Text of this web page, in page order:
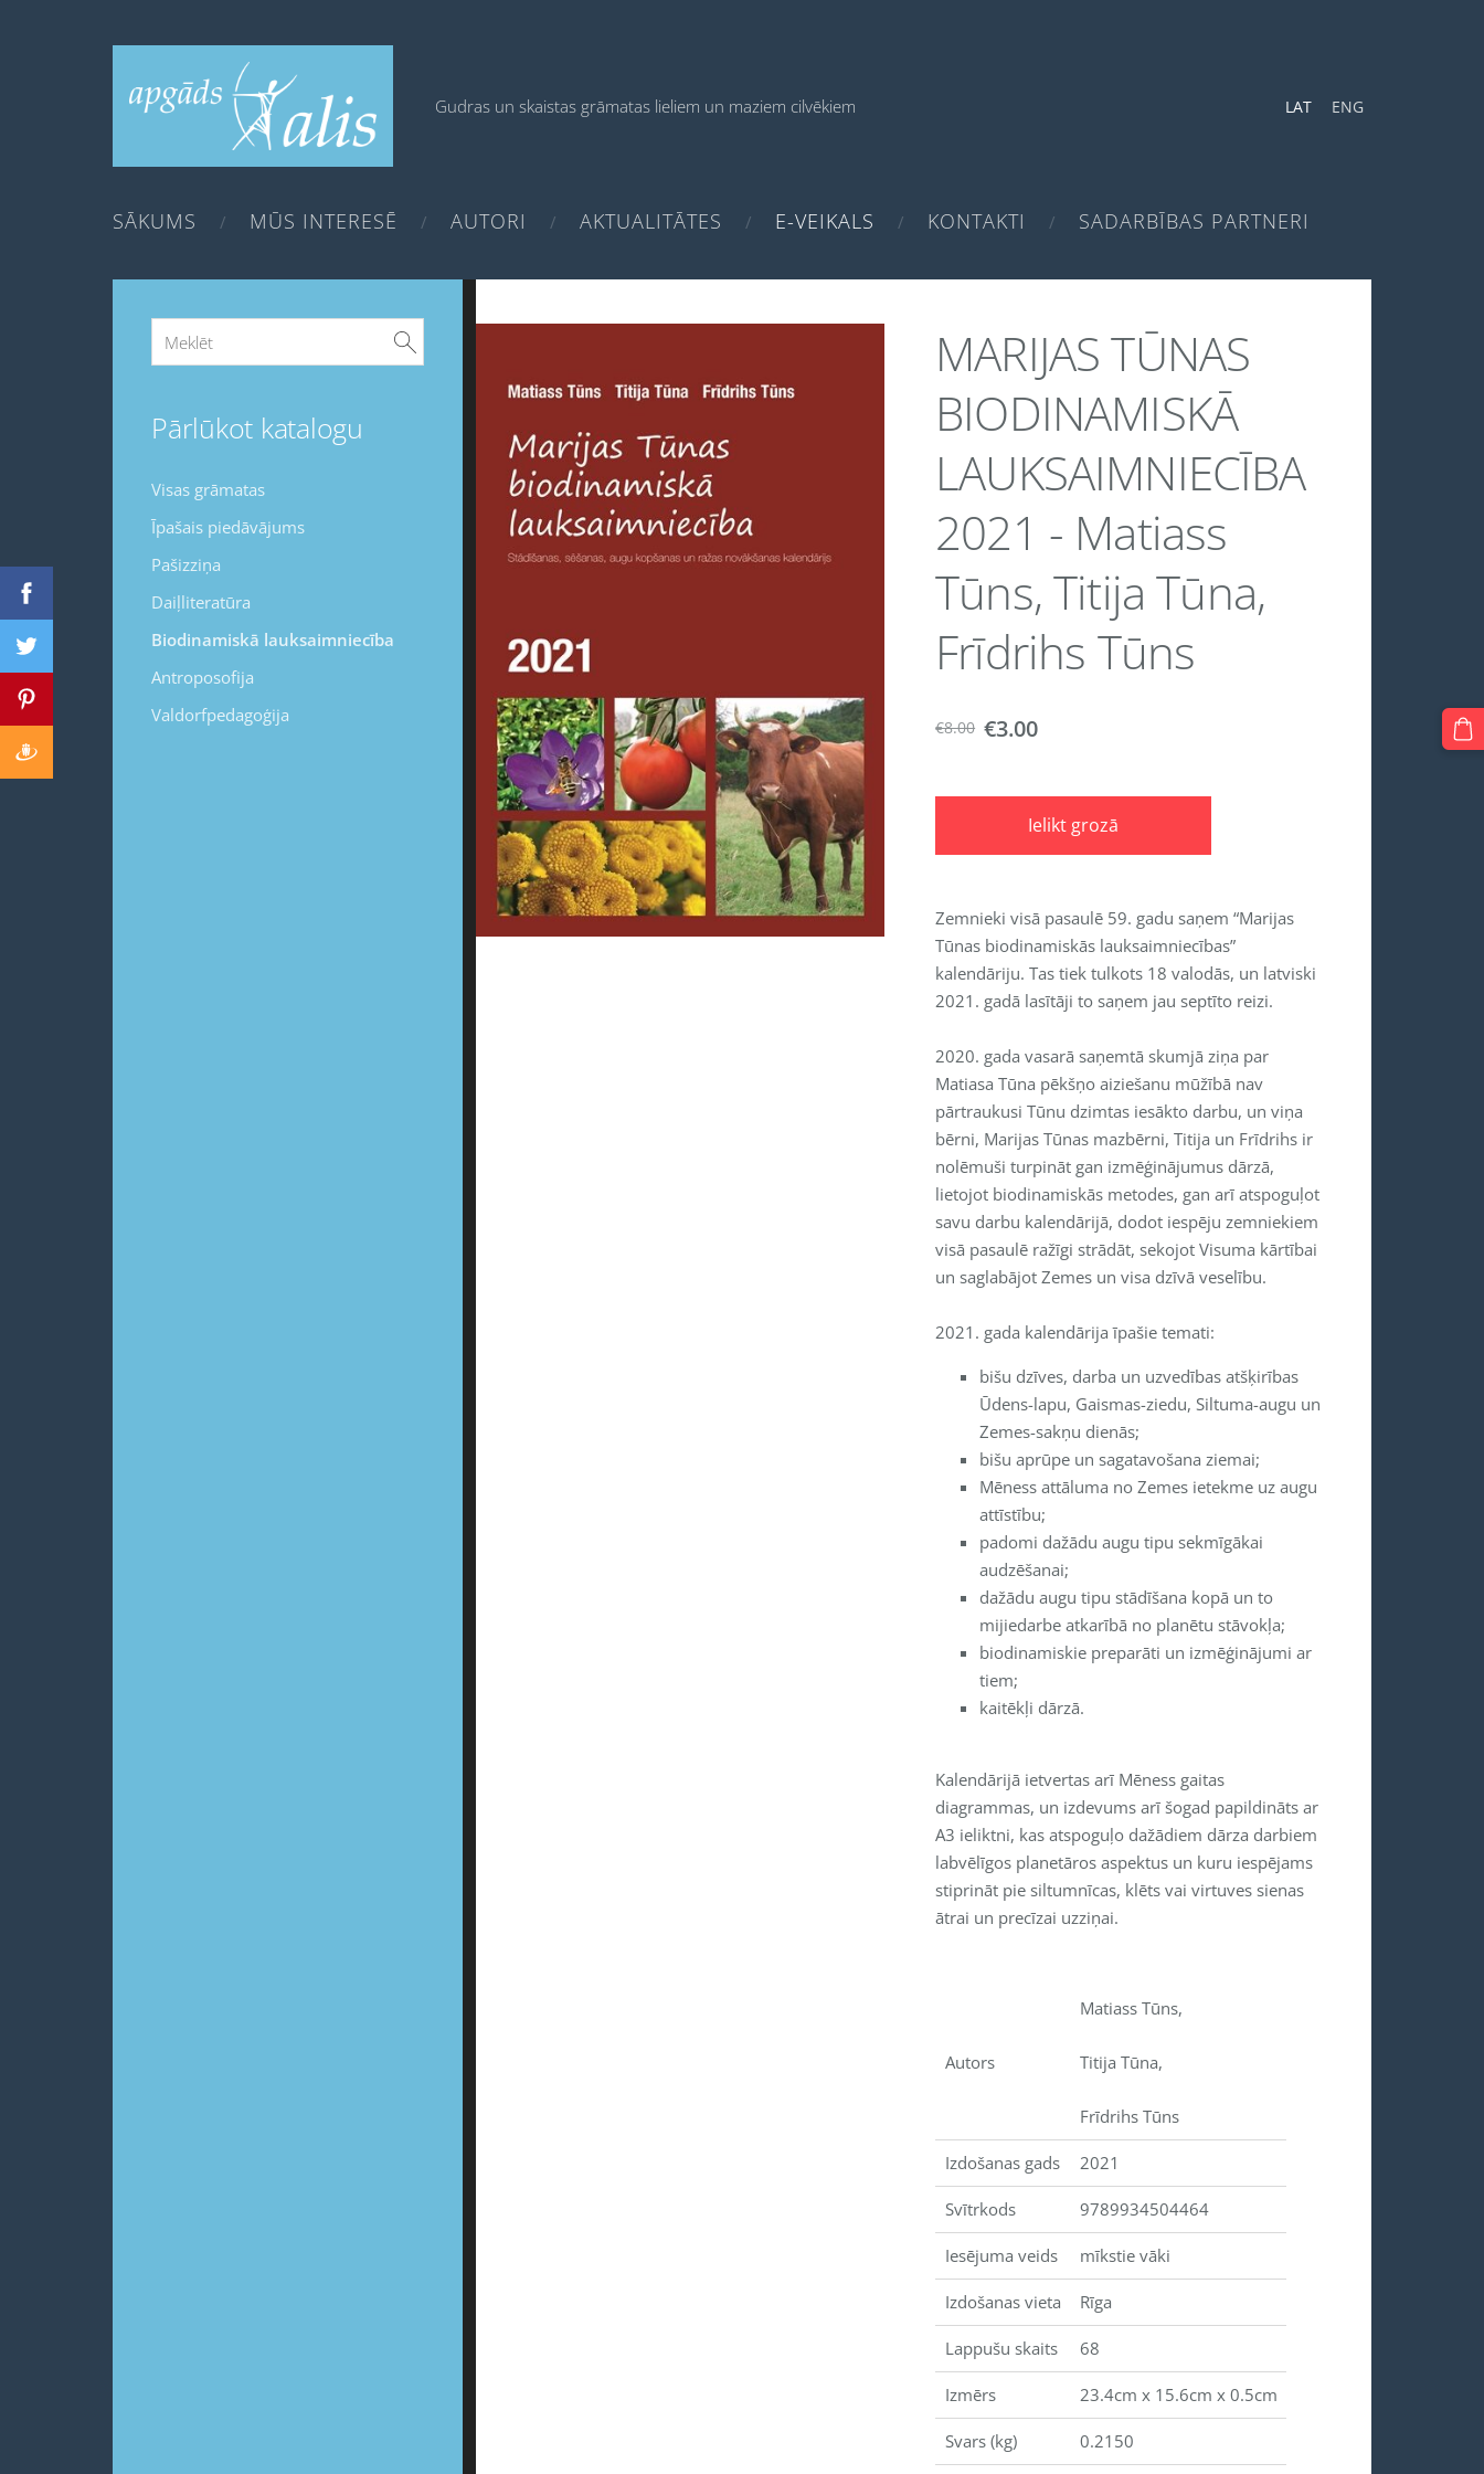
Gudras un skaistas grāmatas lieliem un maziem cilvēkiem
SĀKUMS MŪS INTERESĒ AUTORI AKTUALITĀTES E-VEIKALS KONTAKTI SADARBĪBAS PARTNERI
LAT ENG
Pārlūkot katalogu
Visas grāmatas
Īpašais piedāvājums
Pašizziņa
Daiļliteratūra
Biodinamiskā lauksaimniecība
Antroposofija
Valdorfpedagoģija
MARIJAS TŪNAS
BIODINAMISKĀ
LAUKSAIMNIECĪBA
2021 - Matiass
Tūns, Titija Tūna,
Frīdrihs Tūns
€8.00 €3.00
Ielikt grozā
Zemnieki visā pasaulē 59. gadu saņem “Marijas
Tūnas biodinamiskās lauksaimniecības”
kalendāriju. Tas tiek tulkots 18 valodās, un latviski
2021. gadā lasītāji to saņem jau septīto reizi.
2020. gada vasarā saņemtā skumjā ziņa par
Matiasa Tūna pēkšņo aiziešanu mūžībā nav
pārtraukusi Tūnu dzimtas iesākto darbu, un viņa
bērni, Marijas Tūnas mazbērni, Titija un Frīdrihs ir
nolēmuši turpināt gan izmēģinājumus dārzā,
lietojot biodinamiskās metodes, gan arī atspoguļot
savu darbu kalendārijā, dodot iespēju zemniekiem
visā pasaulē ražīgi strādāt, sekojot Visuma kārtībai
un saglabājot Zemes un visa dzīvā veselību.
2021. gada kalendārija īpašie temati:
bišu dzīves, darba un uzvedības atšķirības
Ūdens-lapu, Gaismas-ziedu, Siltuma-augu un
Zemes-sakņu dienās;
bišu aprūpe un sagatavošana ziemai;
Mēness attāluma no Zemes ietekme uz augu
attīstību;
padomi dažādu augu tipu sekmīgākai
audzēšanai;
dažādu augu tipu stādīšana kopā un to
mijiedarbe atkarībā no planētu stāvokļa;
biodinamiskie preparāti un izmēģinājumi ar
tiem;
kaitēkļi dārzā.
Kalendārijā ietvertas arī Mēness gaitas
diagrammas, un izdevums arī šogad papildināts ar
A3 ieliktni, kas atspoguļo dažādiem dārza darbiem
labvēlīgos planetāros aspektus un kuru iespējams
stiprināt pie siltumnīcas, klēts vai virtuves sienas
ātrai un precīzai uzziņai.
Autors
Matiass Tūns,
Titija Tūna,
Frīdrihs Tūns
Izdošanas gads 2021
Svītrkods 9789934504464
Iesējuma veids mīkstie vāki
Izdošanas vieta Rīga
Lappušu skaits 68
Izmērs 23.4cm x 15.6cm x 0.5cm
Svars (kg) 0.2150